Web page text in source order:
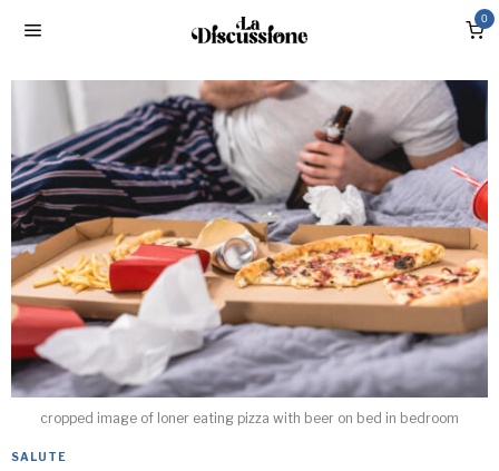
0
cropped image of loner eating pizza with beer on bed in bedroom
SALUTE